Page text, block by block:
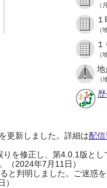
（
（
（
地
（
更新しました。詳細は配信
を修正し、第4.0.1版と
（2024年7月11日）
と判明しました。ご迷惑